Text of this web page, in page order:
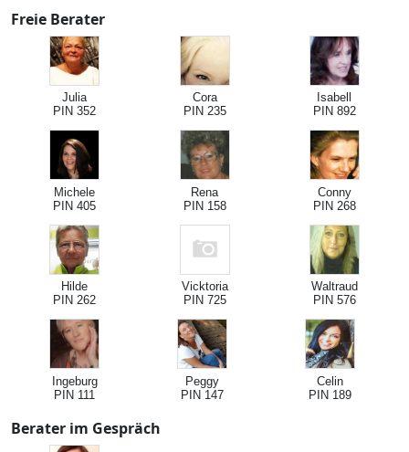
Freie Berater
Julia
PIN 352
Cora
PIN 235
Isabell
PIN 892
Michele
PIN 405
Rena
PIN 158
Conny
PIN 268
Hilde
PIN 262
Vicktoria
PIN 725
Waltraud
PIN 576
Ingeburg
PIN 111
Peggy
PIN 147
Celin
PIN 189
Berater im Gespräch